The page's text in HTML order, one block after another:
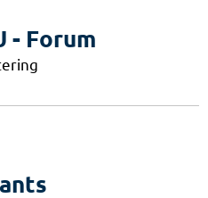
- Forum